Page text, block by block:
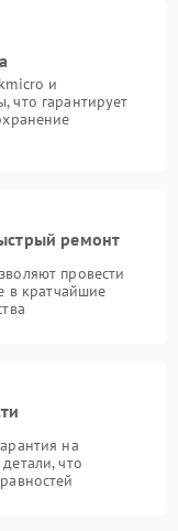
и
что гарантирует
ремонт
провести
в кратчайшие
на
что